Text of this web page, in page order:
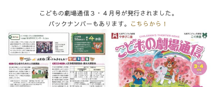
こどもの劇場通信３・４月号が発行されました。
バックナンバーもあります。 こちらから！